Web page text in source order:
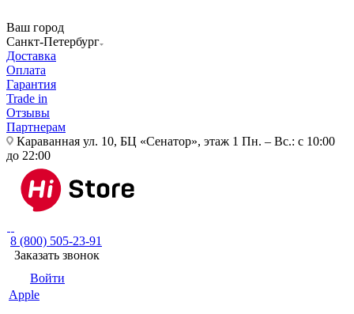
Ваш город
Санкт-Петербург
Доставка
Оплата
Гарантия
Trade in
Отзывы
Партнерам
Караванная ул. 10, БЦ «Сенатор», этаж 1 Пн. – Вс.: с 10:00
до 22:00
8 (800) 505-23-91
Заказать звонок
Войти
Apple